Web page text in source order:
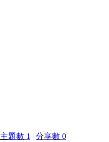
主題數 1 | 分享數 0